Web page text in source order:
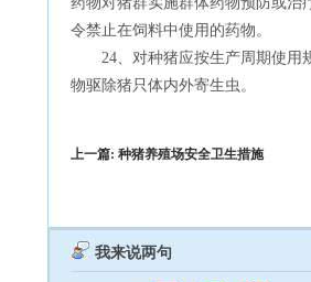
令禁止在饲料中使用的药物。
24、对种猪应按生产周期使用规
物驱除猪只体内外寄生虫。
上一篇: 种猪养殖场安全卫生措施